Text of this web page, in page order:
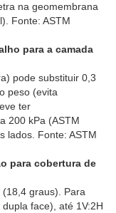
na geomembrana
Fonte: ASTM
para a camada
pode substituir 0,3
peso (evita
ter
200 kPa (ASTM
lados. Fonte: ASTM
para cobertura de
graus). Para
face), até 1V:2H